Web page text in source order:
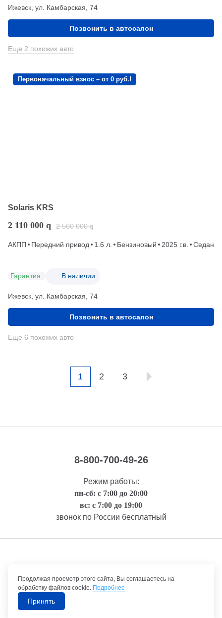
Ижевск, ул. Камбарская, 74
Позвонить в автосалон
Еще 2 похожих авто
Первоначальный взнос – от 0 руб.!
Solaris KRS
2 110 000 q 2 560 000 q
АКПП Передний привод 1.6 л. Бензиновый 2025 г.в. Седан
Гарантия В наличии
Ижевск, ул. Камбарская, 74
Позвонить в автосалон
Еще 6 похожих авто
1 2 3
8-800-700-49-26
Режим работы:
пн-сб: с 7:00 до 20:00
вс: с 7:00 до 19:00
звонок по России бесплатный
Правовая информация
©1992-2026 ТрансТехСервис – продажа и обслуживание автомобилей.
Продолжая просмотр этого сайта, Вы соглашаетесь на
обработку файлов cookie. Подробнее
Принять